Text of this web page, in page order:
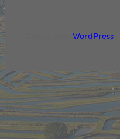
WordPress